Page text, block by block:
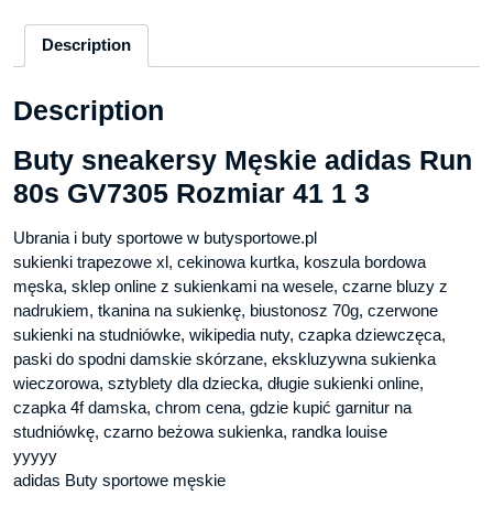
Description
Description
Buty sneakersy Męskie adidas Run
80s GV7305 Rozmiar 41 1 3
Ubrania i buty sportowe w butysportowe.pl
sukienki trapezowe xl, cekinowa kurtka, koszula bordowa
męska, sklep online z sukienkami na wesele, czarne bluzy z
nadrukiem, tkanina na sukienkę, biustonosz 70g, czerwone
sukienki na studniówke, wikipedia nuty, czapka dziewczęca,
paski do spodni damskie skórzane, ekskluzywna sukienka
wieczorowa, sztyblety dla dziecka, długie sukienki online,
czapka 4f damska, chrom cena, gdzie kupić garnitur na
studniówkę, czarno beżowa sukienka, randka louise
yyyyy
adidas Buty sportowe męskie